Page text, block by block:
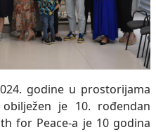
godine u prostorijama
je 10. rođendan
for Peace-a je 10 godina